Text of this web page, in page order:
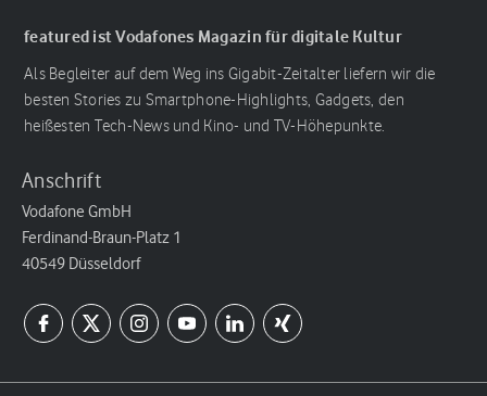
featured ist Vodafones Magazin für digitale Kultur
Als Begleiter auf dem Weg ins Gigabit-Zeitalter liefern wir die
besten Stories zu Smartphone-Highlights, Gadgets, den
heißesten Tech-News und Kino- und TV-Höhepunkte.
Anschrift
Vodafone GmbH
Ferdinand-Braun-Platz 1
40549 Düsseldorf